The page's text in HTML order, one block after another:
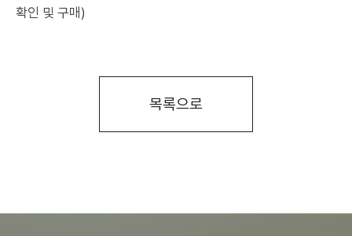
확인 및 구매)
목록으로